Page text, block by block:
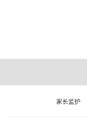
家长监护